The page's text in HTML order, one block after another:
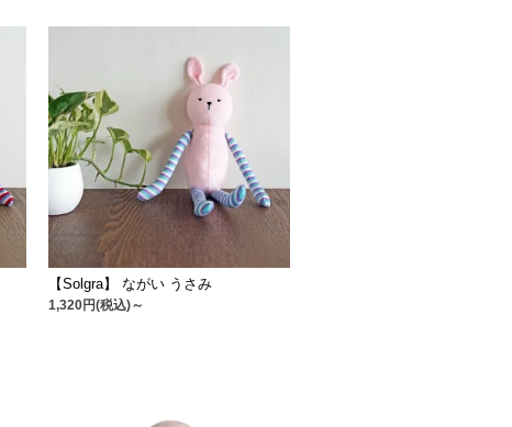
【Solgra】 ながい うさみ
1,320円(税込)～